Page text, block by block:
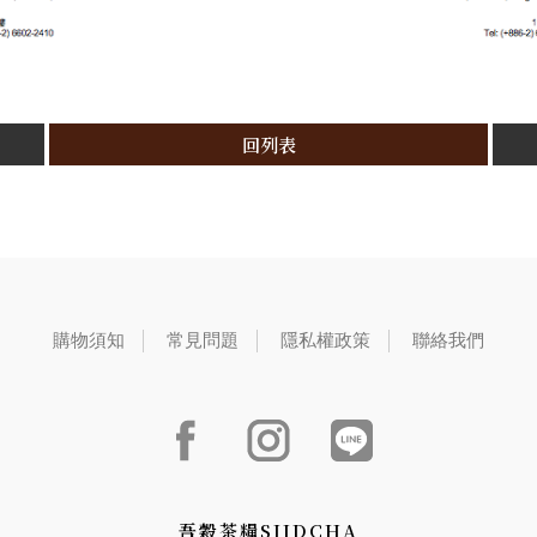
回列表
購物須知 常見問題 隱私權政策 聯絡我們
吾穀茶糧SIIDCHA